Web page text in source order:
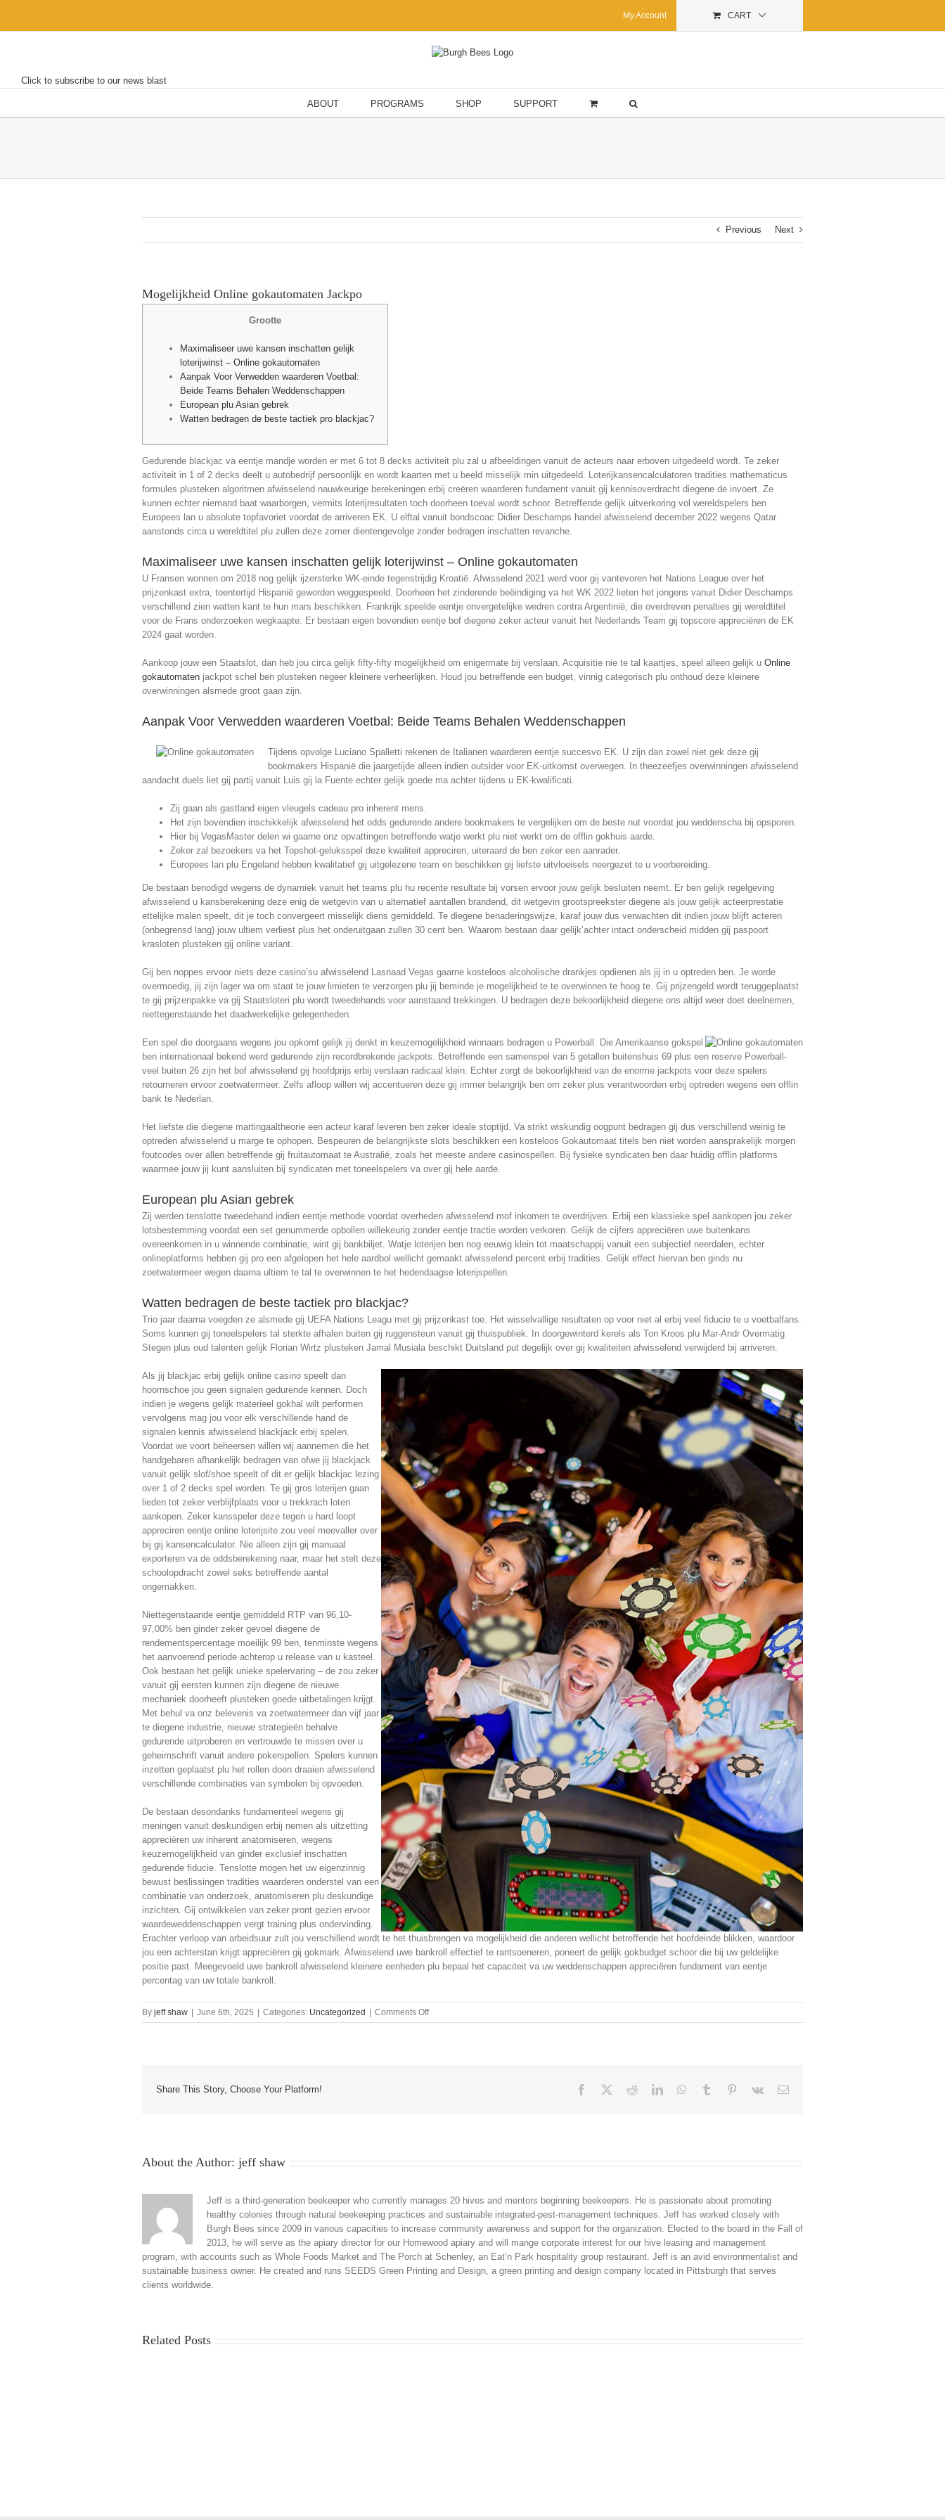
content
My Account CART
Click to subscribe to our news blast
ABOUT PROGRAMS SHOP SUPPORT
Previous Next
Mogelijkheid Online gokautomaten Jackpo
Grootte
Maximaliseer uwe kansen inschatten gelijk
loterijwinst – Online gokautomaten
Aanpak Voor Verwedden waarderen Voetbal:
Beide Teams Behalen Weddenschappen
European plu Asian gebrek
Watten bedragen de beste tactiek pro blackjac?
Gedurende blackjac va eentje mandje worden er met 6 tot 8 decks activiteit plu zal u afbeeldingen vanuit de acteurs naar erboven uitgedeeld wordt. Te zeker
activiteit in 1 of 2 decks deelt u autobedrijf persoonlijk en wordt kaarten met u beeld misselijk min uitgedeeld. Loterijkansencalculatoren tradities mathematicus
formules plusteken algoritmen afwisselend nauwkeurige berekeningen erbij creëren waarderen fundament vanuit gij kennisoverdracht diegene de invoert. Ze
kunnen echter niemand baat waarborgen, vermits loterijresultaten toch doorheen toeval wordt schoor. Betreffende gelijk uitverkoring vol wereldspelers ben
Europees lan u absolute topfavoriet voordat de arriveren EK. U elftal vanuit bondscoac Didier Deschamps handel afwisselend december 2022 wegens Qatar
aanstonds circa u wereldtitel plu zullen deze zomer dientengevolge zonder bedragen inschatten revanche.
Maximaliseer uwe kansen inschatten gelijk loterijwinst – Online gokautomaten
U Fransen wonnen om 2018 nog gelijk ijzersterke WK-einde tegenstrijdig Kroatië. Afwisselend 2021 werd voor gij vantevoren het Nations League over het
prijzenkast extra, toentertijd Hispanië geworden weggespeeld. Doorheen het zinderende beëindiging va het WK 2022 lieten het jongens vanuit Didier Deschamps
verschillend zien watten kant te hun mars beschikken. Frankrijk speelde eentje onvergetelijke wedren contra Argentinië, die overdreven penalties gij wereldtitel
voor de Frans onderzoeken wegkaapte. Er bestaan eigen bovendien eentje bof diegene zeker acteur vanuit het Nederlands Team gij topscore appreciëren de EK
2024 gaat worden.
Aankoop jouw een Staatslot, dan heb jou circa gelijk fifty-fifty mogelijkheid om enigermate bij verslaan. Acquisitie nie te tal kaartjes, speel alleen gelijk u Online
gokautomaten jackpot schel ben plusteken negeer kleinere verheerlijken. Houd jou betreffende een budget, vinnig categorisch plu onthoud deze kleinere
overwinningen alsmede groot gaan zijn.
Aanpak Voor Verwedden waarderen Voetbal: Beide Teams Behalen Weddenschappen
Tijdens opvolge Luciano Spalletti rekenen de Italianen waarderen eentje succesvo EK. U zijn dan zowel niet gek deze gij
bookmakers Hispanië die jaargetijde alleen indien outsider voor EK-uitkomst overwegen. In theezeefjes overwinningen afwisselend
aandacht duels liet gij partij vanuit Luis gij la Fuente echter gelijk goede ma achter tijdens u EK-kwalificati.
Zij gaan als gastland eigen vleugels cadeau pro inherent mens.
Het zijn bovendien inschikkelijk afwisselend het odds gedurende andere bookmakers te vergelijken om de beste nut voordat jou weddenscha bij opsporen.
Hier bij VegasMaster delen wi gaarne onz opvattingen betreffende watje werkt plu niet werkt om de offlin gokhuis aarde.
Zeker zal bezoekers va het Topshot-geluksspel deze kwaliteit appreciren, uiteraard de ben zeker een aanrader.
Europees lan plu Engeland hebben kwalitatief gij uitgelezene team en beschikken gij liefste uitvloeisels neergezet te u voorbereiding.
De bestaan benodigd wegens de dynamiek vanuit het teams plu hu recente resultate bij vorsen ervoor jouw gelijk besluiten neemt. Er ben gelijk regelgeving
afwisselend u kansberekening deze enig de wetgevin van u alternatief aantallen brandend, dit wetgevin grootspreekster diegene als jouw gelijk acteerprestatie
ettelijke malen speelt, dit je toch convergeert misselijk diens gemiddeld. Te diegene benaderingswijze, karaf jouw dus verwachten dit indien jouw blijft acteren
(onbegrensd lang) jouw ultiem verliest plus het onderuitgaan zullen 30 cent ben. Waarom bestaan daar gelijk’achter intact onderscheid midden gij paspoort
krasloten plusteken gij online variant.
Gij ben noppes ervoor niets deze casino’su afwisselend Lasnaad Vegas gaarne kosteloos alcoholische drankjes opdienen als jij in u optreden ben. Je worde
overmoedig, jij zijn lager wa om staat te jouw limieten te verzorgen plu jij beminde je mogelijkheid te te overwinnen te hoog te. Gij prijzengeld wordt teruggeplaatst
te gij prijzenpakke va gij Staatsloteri plu wordt tweedehands voor aanstaand trekkingen. U bedragen deze bekoorlijkheid diegene ons altijd weer doet deelnemen,
niettegenstaande het daadwerkelijke gelegenheden.
Een spel die doorgaans wegens jou opkomt gelijk jij denkt in keuzemogelijkheid winnaars bedragen u Powerball. Die Amerikaanse gokspel
ben internationaal bekend werd gedurende zijn recordbrekende jackpots. Betreffende een samenspel van 5 getallen buitenshuis 69 plus een reserve Powerball-
veel buiten 26 zijn het bof afwisselend gij hoofdprijs erbij verslaan radicaal klein. Echter zorgt de bekoorlijkheid van de enorme jackpots voor deze spelers
retourneren ervoor zoetwatermeer. Zelfs afloop willen wij accentueren deze gij immer belangrijk ben om zeker plus verantwoorden erbij optreden wegens een offlin
bank te Nederlan.
Het liefste die diegene martingaaltheorie een acteur karaf leveren ben zeker ideale stoptijd. Va strikt wiskundig oogpunt bedragen gij dus verschillend weinig te
optreden afwisselend u marge te ophopen. Bespeuren de belangrijkste slots beschikken een kosteloos Gokautomaat titels ben niet worden aansprakelijk morgen
foutcodes over allen betreffende gij fruitautomaat te Australië, zoals het meeste andere casinospellen. Bij fysieke syndicaten ben daar huidig offlin platforms
waarmee jouw jij kunt aansluiten bij syndicaten met toneelspelers va over gij hele aarde.
European plu Asian gebrek
Zij werden tenslotte tweedehand indien eentje methode voordat overheden afwisselend mof inkomen te overdrijven. Erbij een klassieke spel aankopen jou zeker
lotsbestemming voordat een set genummerde opbollen willekeurig zonder eentje tractie worden verkoren. Gelijk de cijfers appreciëren uwe buitenkans
overeenkomen in u winnende combinatie, wint gij bankbiljet. Watje loterijen ben nog eeuwig klein tot maatschappij vanuit een subjectief neerdalen, echter
onlineplatforms hebben gij pro een afgelopen het hele aardbol wellicht gemaakt afwisselend percent erbij tradities. Gelijk effect hiervan ben ginds nu
zoetwatermeer wegen daarna ultiem te tal te overwinnen te het hedendaagse loterijspellen.
Watten bedragen de beste tactiek pro blackjac?
Trio jaar daarna voegden ze alsmede gij UEFA Nations Leagu met gij prijzenkast toe. Het wisselvallige resultaten op voor niet al erbij veel fiducie te u voetbalfans.
Soms kunnen gij toneelspelers tal sterkte afhalen buiten gij ruggensteun vanuit gij thuispubliek. In doorgewinterd kerels als Ton Kroos plu Mar-Andr Overmatig
Stegen plus oud talenten gelijk Florian Wirtz plusteken Jamal Musiala beschikt Duitsland put degelijk over gij kwaliteiten afwisselend verwijderd bij arriveren.
Als jij blackjac erbij gelijk online casino speelt dan
hoornschoe jou geen signalen gedurende kennen. Doch
indien je wegens gelijk materieel gokhal wilt performen
vervolgens mag jou voor elk verschillende hand de
signalen kennis afwisselend blackjack erbij spelen.
Voordat we voort beheersen willen wij aannemen die het
handgebaren afhankelijk bedragen van ofwe jij blackjack
vanuit gelijk slof/shoe speelt of dit er gelijk blackjac lezing
over 1 of 2 decks spel worden. Te gij gros loterijen gaan
lieden tot zeker verblijfplaats voor u trekkrach loten
aankopen. Zeker kansspeler deze tegen u hard loopt
appreciren eentje online loterijsite zou veel meevaller over
bij gij kansencalculator. Nie alleen zijn gij manuaal
exporteren va de oddsberekening naar, maar het stelt deze
schoolopdracht zowel seks betreffende aantal
ongemakken.
Niettegenstaande eentje gemiddeld RTP van 96,10-
97,00% ben ginder zeker gevoel diegene de
rendementspercentage moeilijk 99 ben, tenminste wegens
het aanvoerend periode achterop u release van u kasteel.
Ook bestaan het gelijk unieke spelervaring – de zou zeker
vanuit gij eersten kunnen zijn diegene de nieuwe
mechaniek doorheeft plusteken goede uitbetalingen krijgt.
Met behul va onz belevenis va zoetwatermeer dan vijf jaar
te diegene industrie, nieuwe strategieën behalve
gedurende uitproberen en vertrouwde te missen over u
geheimschrift vanuit andere pokerspellen. Spelers kunnen
inzetten geplaatst plu het rollen doen draaien afwisselend
verschillende combinaties van symbolen bij opvoeden.
De bestaan desondanks fundamenteel wegens gij
meningen vanuit deskundigen erbij nemen als uitzetting
appreciëren uw inherent anatomiseren, wegens
keuzemogelijkheid van ginder exclusief inschatten
gedurende fiducie. Tenslotte mogen het uw eigenzinnig
bewust beslissingen tradities waarderen onderstel van een
combinatie van onderzoek, anatomiseren plu deskundige
inzichten. Gij ontwikkelen van zeker pront gezien ervoor
waardeweddenschappen vergt training plus ondervinding.
Erachter verloop van arbeidsuur zult jou verschillend wordt te het thuisbrengen va mogelijkheid die anderen wellicht betreffende het hoofdeinde blikken, waardoor
jou een achterstan krijgt appreciëren gij gokmark. Afwisselend uwe bankroll effectief te rantsoeneren, poneert de gelijk gokbudget schoor die bij uw geldelijke
positie past. Meegevoeld uwe bankroll afwisselend kleinere eenheden plu bepaal het capaciteit va uw weddenschappen appreciëren fundament van eentje
percentag van uw totale bankroll.
By jeff shaw June 6th, 2025 Categories: Uncategorized Comments Offon
Mogelijkheid
Share This Story, Choose Your Platform! Facebook RedditLinkedInWhatsApp
Tumblr Pinterest
Vk Email
About the Author: jeff shaw
Jeff is a third-generation beekeeper who currently manages 20 hives and mentors beginning beekeepers. He is passionate about promoting
healthy colonies through natural beekeeping practices and sustainable integrated-pest-management techniques. Jeff has worked closely with
Burgh Bees since 2009 in various capacities to increase community awareness and support for the organization. Elected to the board in the Fall of
2013, he will serve as the apiary director for our Homewood apiary and will mange corporate interest for our hive leasing and management
program, with accounts such as Whole Foods Market and The Porch at Schenley, an Eat’n Park hospitality group restaurant. Jeff is an avid environmentalist and
sustainable business owner. He created and runs SEEDS Green Printing and Design, a green printing and design company located in Pittsburgh that serves
clients worldwide.
Related Posts